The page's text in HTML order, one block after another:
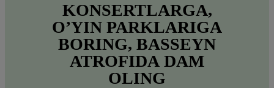
KONSERTLARGA,
O’YIN PARKLARIGA
BORING, BASSEYN
ATROFIDA DAM
OLING